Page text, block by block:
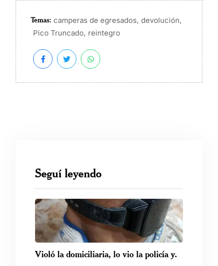
Temas: camperas de egresados, devolución,
Pico Truncado, reintegro
Seguí leyendo
Violó la domiciliaria, lo vio la policía y.